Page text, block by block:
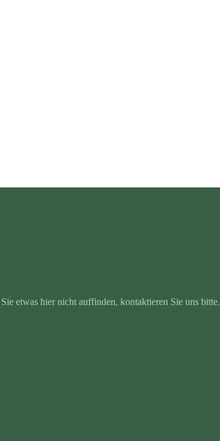
etwas hier nicht auffinden, kontaktieren Sie uns bitte.